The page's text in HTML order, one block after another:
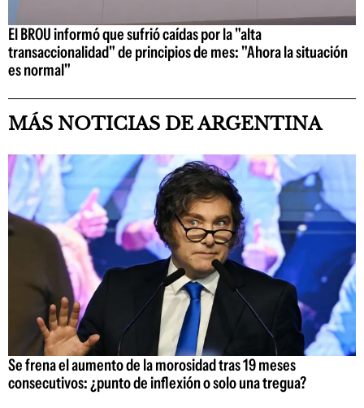
El BROU informó que sufrió caídas por la "alta
transaccionalidad" de principios de mes: "Ahora la situación
es normal"
MÁS NOTICIAS DE ARGENTINA
Se frena el aumento de la morosidad tras 19 meses
consecutivos: ¿punto de inflexión o solo una tregua?